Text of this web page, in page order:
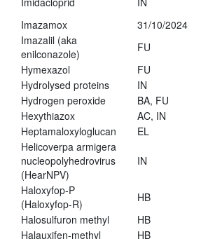
Imazamox
31/10/2024
Imazalil (aka
enilconazole)
FU
Hymexazol
FU
Hydrolysed proteins
IN
Hydrogen peroxide
BA, FU
Hexythiazox
AC, IN
Heptamaloxyloglucan
EL
Helicoverpa armigera
nucleopolyhedrovirus
(HearNPV)
IN
Haloxyfop-P
(Haloxyfop-R)
HB
Halosulfuron methyl
HB
Halauxifen-methyl
HB